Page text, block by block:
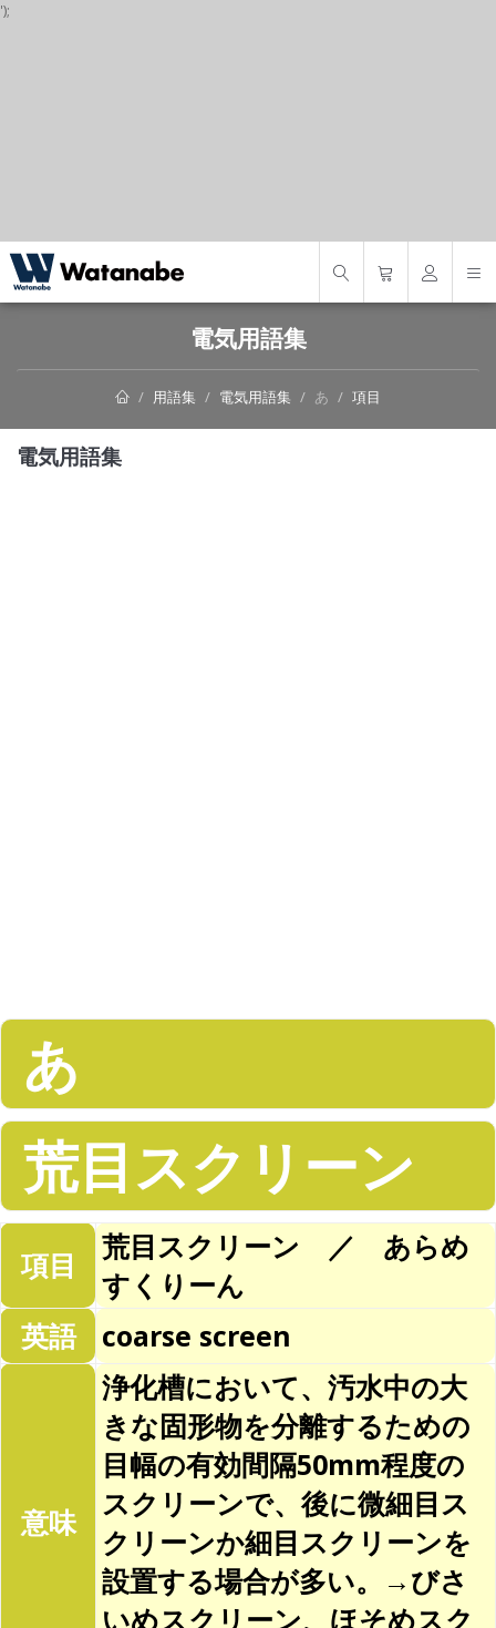
');
電気用語集
用語集 電気用語集 あ 項目
電気用語集
あ
荒目スクリーン
項目
荒目スクリーン ／ あらめ
すくりーん
英語
coarse screen
意味
浄化槽において、汚水中の大
きな固形物を分離するための
目幅の有効間隔50mm程度の
スクリーンで、後に微細目ス
クリーンか細目スクリーンを
設置する場合が多い。→びさ
いめスクリーン、ほそめスク